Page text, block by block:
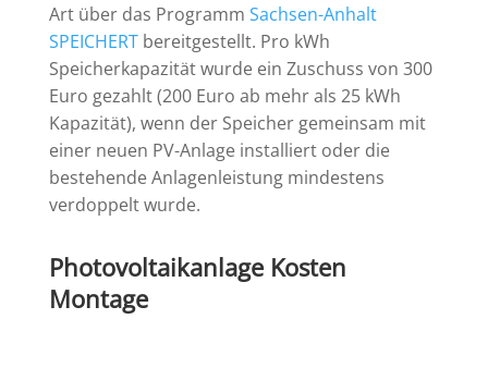
Art über das Programm Sachsen-Anhalt
SPEICHERTbereitgestellt. Pro kWh
Speicherkapazität wurde ein Zuschuss von 300
Euro gezahlt (200 Euro ab mehr als 25 kWh
Kapazität), wenn der Speicher gemeinsam mit
einer neuen PV-Anlage installiert oder die
bestehende Anlagenleistung mindestens
verdoppelt wurde.
Photovoltaikanlage Kosten
Montage